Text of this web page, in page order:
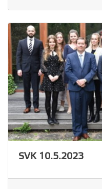
SVK 10.5.2023